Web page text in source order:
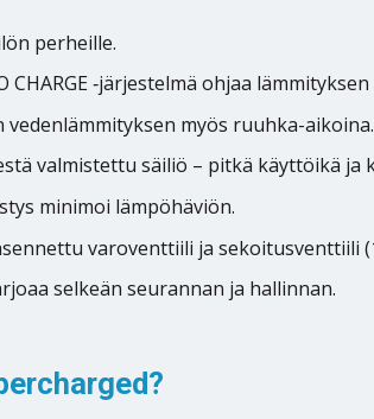
perheille.
‑järjestelmä ohjaa
myös ruuhka-aikoina.
valmistettu säiliö – pitkä käyttöikä ja
minimoi lämpöhäviön.
varoventtiili ja sekoitusventtiili
selkeän seurannan ja hallinnan.